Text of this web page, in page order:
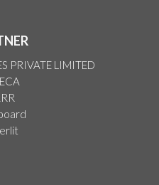
PRIVATE LIMITED